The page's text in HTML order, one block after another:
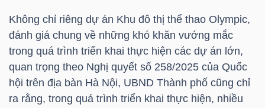
Không chỉ riêng dự án Khu đô thị thể thao Olympic,
đánh giá chung về những khó khăn vướng mắc
trong quá trình triển khai thực hiện các dự án lớn,
quan trọng theo Nghị quyết số 258/2025 của Quốc
hội trên địa bàn Hà Nội, UBND Thành phố cũng chỉ
ra rằng, trong quá trình triển khai thực hiện, nhiều
THẾ
GIỚI